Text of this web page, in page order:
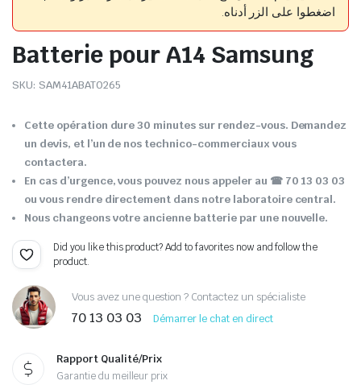
اضغطوا على الزر أدناه.
Batterie pour A14 Samsung
SKU: SAM41ABAT0265
Cette opération dure 30 minutes sur rendez-vous. Demandez
un devis, et l’un de nos technico-commerciaux vous
contactera.
En cas d’urgence, vous pouvez nous appeler au ☎ 70 13 03 03
ou vous rendre directement dans notre laboratoire central.
Nous changeons votre ancienne batterie par une nouvelle.
Did you like this product? Add to favorites now and follow the
product.
Vous avez une question ? Contactez un spécialiste
70 13 03 03 Démarrer le chat en direct
Rapport Qualité/Prix
Garantie du meilleur prix